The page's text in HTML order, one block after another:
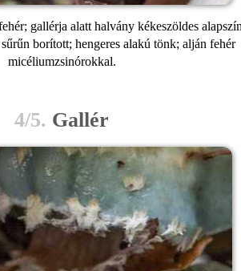
gallérja alatt halvány kékeszöldes
borított; hengeres alakú tönk; alján fehér
micéliumzsinórokkal.
4/5. Gallér